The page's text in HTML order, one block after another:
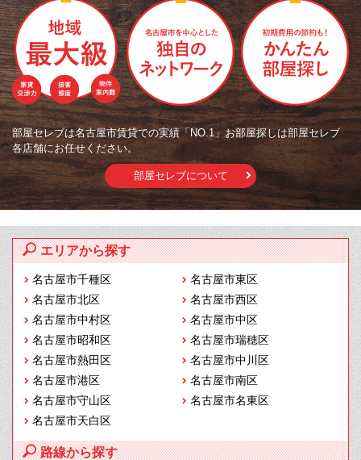
部屋セレブは名古屋市賃貸での実績「NO.1」お部屋探しは部屋セレブ
各店舗にお任せください。
部屋セレブについて
エリアから探す
名古屋市千種区
名古屋市東区
名古屋市北区
名古屋市西区
名古屋市中村区
名古屋市中区
名古屋市昭和区
名古屋市瑞穂区
名古屋市熱田区
名古屋市中川区
名古屋市港区
名古屋市南区
名古屋市守山区
名古屋市名東区
名古屋市天白区
路線から探す